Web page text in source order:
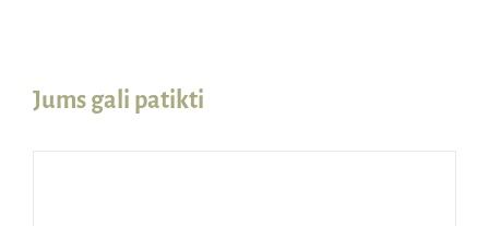
Jums gali patikti